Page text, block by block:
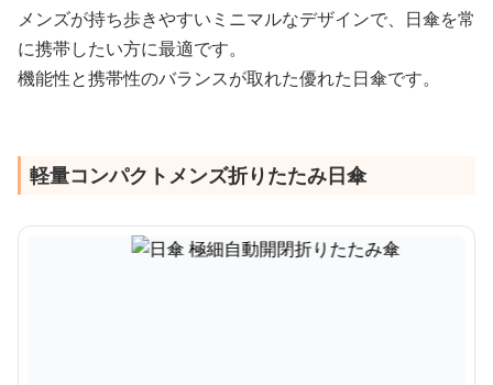
メンズが持ち歩きやすいミニマルなデザインで、日傘を常
に携帯したい方に最適です。
機能性と携帯性のバランスが取れた優れた日傘です。
軽量コンパクトメンズ折りたたみ日傘